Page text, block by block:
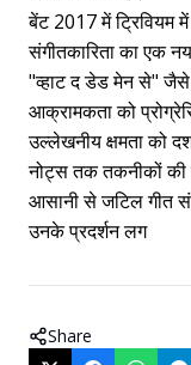
बेंट 2017 में ट्रिवियम
संगीतकारिता का एक
"व्हाट द डेड मेन से"
आक्रामकता को
उल्लेखनीय क्षमता को
नोट्स तक तकनीकों की
आसानी से जटिल गीत
उनके प्रदर्शन लग
Share